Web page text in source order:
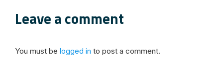
Leave a comment
You must be logged in to post a comment.